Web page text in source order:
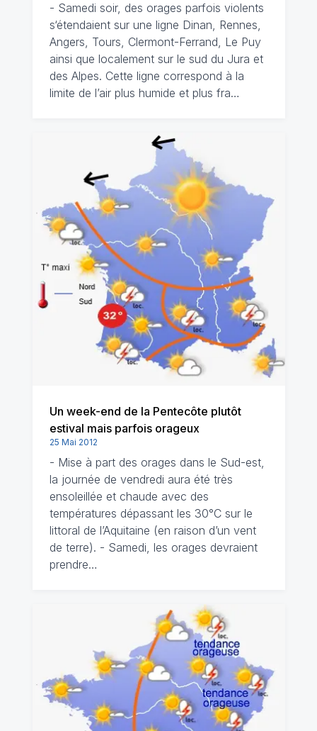
- Samedi soir, des orages parfois violents
s‘étendaient sur une ligne Dinan, Rennes,
Angers, Tours, Clermont-Ferrand, Le Puy
ainsi que localement sur le sud du Jura et
des Alpes. Cette ligne correspond à la
limite de l’air plus humide et plus fra…
Un week-end de la Pentecôte plutôt
estival mais parfois orageux
25 Mai 2012
- Mise à part des orages dans le Sud-est,
la journée de vendredi aura été très
ensoleillée et chaude avec des
températures dépassant les 30°C sur le
littoral de l’Aquitaine (en raison d’un vent
de terre). - Samedi, les orages devraient
prendre…